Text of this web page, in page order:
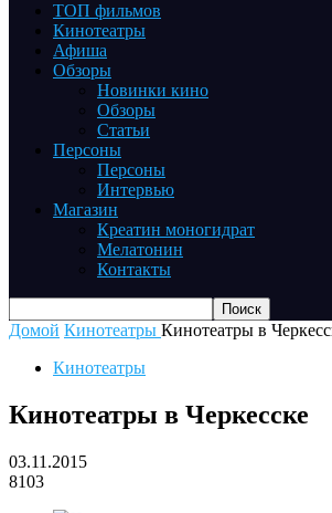
ТОП фильмов
Кинотеатры
Афиша
Обзоры
Новинки кино
Обзоры
Статьи
Персоны
Персоны
Интервью
Магазин
Креатин моногидрат
Мелатонин
Контакты
Домой Кинотеатры Кинотеатры в
Кинотеатры
Кинотеатры в Черкесске
03.11.2015
8103